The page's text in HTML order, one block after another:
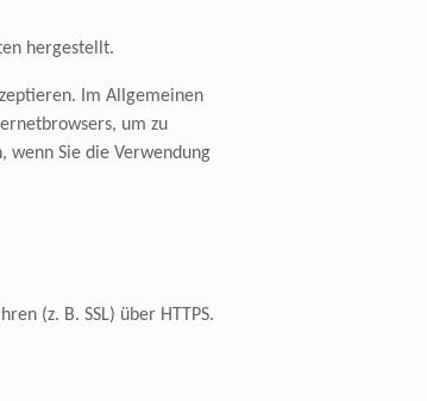
hergestellt.
Im Allgemeinen
um zu
wenn Sie die Verwendung
(z. B. SSL) über HTTPS.